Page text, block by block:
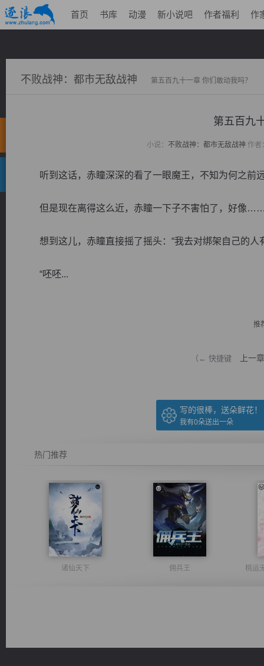
首页 书库 动漫 新小说吧 作者福利 作
不败战神：都市无敌战神 第五百九十一章 你们敢动我吗？
第五百九
小说： 不败战神：都市无敌战神 作者
听到这话，赤瞳深深的看了一眼魔王，不知为何之前
但是现在离得这么近，赤瞳一下子不害怕了，好像
想到这儿，赤瞳直接摇了摇头：“我去对绑架自己的人
“呸呸...
推
（← 快捷键 上一章
写的很棒，送朵鲜花！
我有0朵送出一朵
热门推荐
诸仙天下 佣兵王 桃运